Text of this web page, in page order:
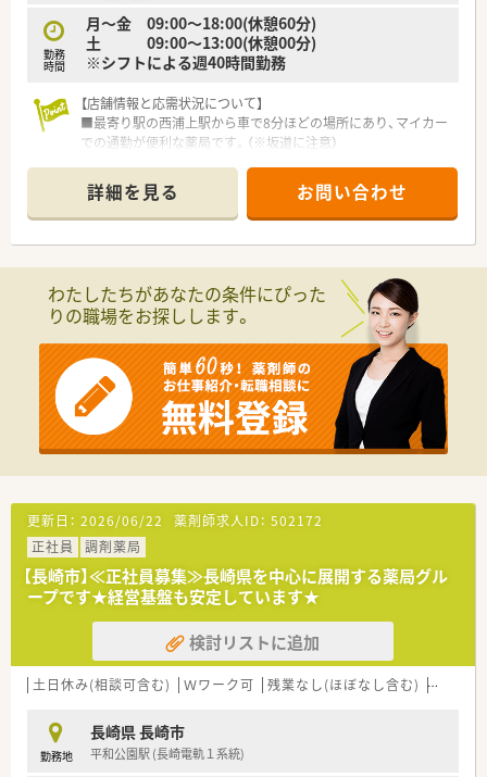
■全社員リフレッシュ休暇で年1回、連続5日間の休暇取得が可
能です。
■「子育てサポート企業」として、厚生労働大臣の認定を受けた
認定を受けております。
■全店舗「調剤・監査・投薬」の流れのルールが統一されているた
めヘルプや異動の際も勤務しやすい環境です。
＜学べる研修制度＞
ロジェクトを開始し、勉強会や社内研修、学会参加、病院研修な
ど、様々な活動を行っています。
■オンラインにて朝8:00～8:15から30分実施。家事や通勤中な
■外来がん専門薬剤師2名による薬剤師を鍛える「マッスル研
修」、専属薬剤師による「漢方研修」、各店舗持ち回りで実施する
「専門科目研修」などがあります。
勤務
時間
月～金 09:00～18:00(休憩60分)
土 09:00～13:00(休憩00分)
※シフトによる週40時間勤務
【店舗情報と応需状況について】
■最寄り駅の西浦上駅から車で8分ほどの場所にあり、マイカー
での通勤が便利な薬局です。（※坂道に注意）
平均して約40枚となっています。
■薬剤師は正社員とパートが各1名、他に事務員と管理栄養士が
在籍し協力して業務を行っています。
■今後の体制強化を見据えた増員募集のため、地域医療に貢献し
たいという意欲のある方を求めています。
■調剤未経験の方やブランクのある方も歓迎しており、これまで
■将来的には薬局の中心となって活躍していただけるような、キ
ャリアアップを目指す方を歓迎します。
【法人特徴について】
■長崎県内、特に佐世保市を中心に地域に根差した店舗展開を行
っている地元密着型の企業です。
■「医療・健康・美」をテーマに、薬剤師のほか管理栄養士なども
■平均勤続年数が長く定着率が高いことが特徴で、安心して長く
キャリアを築ける環境が整っています。
【求人情報について】
■ご経験やスキルに応じて年収450万円から650万円までを想定
しており、頑張りを評価します。
■賞与は年2回、昇給は年1回あり、安定した収入を得ながらキャ
リアを積んでいくことができます。
■赴任手当や住宅手当、寮制度も完備しており、遠方から転職さ
れる方も手厚くサポートします。
詳細を見る お問い合わせ
わたしたちがあなたの条件にぴった
りの職場をお探しします。
更新日： 2026/06/22 薬剤師求人ID： 502172
正社員
調剤薬局
【長崎市】≪正社員募集≫長崎県を中心に展開する薬局グル
ープです★経営基盤も安定しています★
検討リストに追加
土日休み(相談可含む) Ｗワーク可 残業なし(ほぼなし含む) 車通勤
勤務地
長崎県 長崎市
平和公園駅 (長崎電軌１系統)